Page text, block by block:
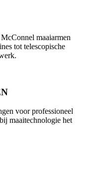
maaiarmen
tot telescopische
voor professioneel
maaitechnologie het